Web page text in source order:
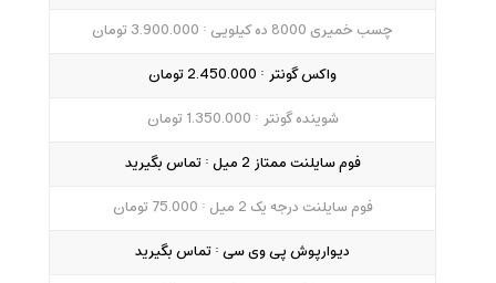
چسب خمیری 8000 ده کیلویی : 3.900.000 تومان
واکس گونتر : 2.450.000 تومان
شوینده گونتر : 1.350.000 تومان
فوم سایلنت ممتاز 2 میل : تماس بگیرید
فوم سایلنت درجه یک 2 میل : 75.000 تومان
دیوارپوش پی وی سی : تماس بگیرید